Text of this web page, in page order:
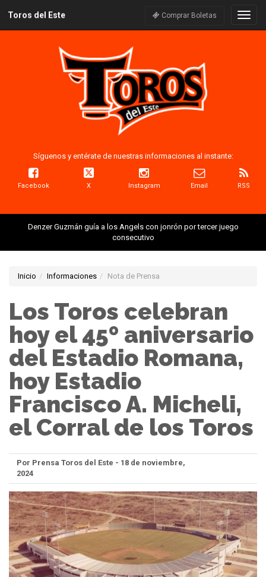
Toros del Este Comprar Boletas
Síguenos y entérate de nuestras informaciones al instante:
Facebook X Instagram Email RSS
Denzer Guzmán guía a los Angels con jonrón por tercer juego
consecutivo
Inicio Informaciones Nota de Prensa
Los Toros celebran
hoy el 45º aniversario
del Estadio Romana,
hoy Estadio
Francisco A. Micheli,
el Corral de los Toros
Por Prensa Toros del Este - 18 de noviembre,
2024